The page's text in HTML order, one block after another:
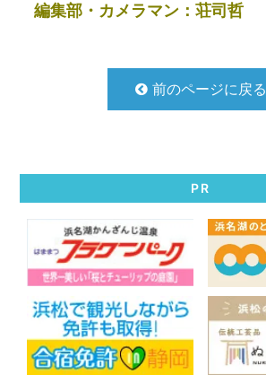
編集部・カメラマン：荘司哲
前のページに戻る
PR